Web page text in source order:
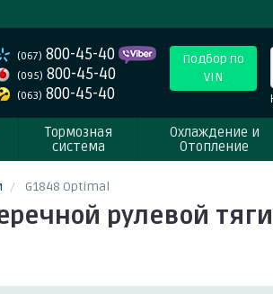
(067) 800-45-40
(095) 800-45-40
(063) 800-45-40
Подбор по
VIN
Тормозная
система
Охлаждение и
Отопление
G1848 Optimal
рулевой